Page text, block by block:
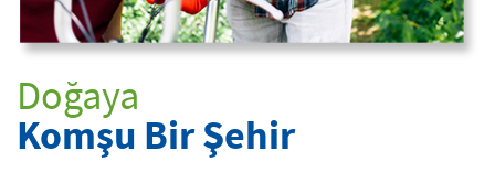
Doğaya
Komşu Bir Şehir